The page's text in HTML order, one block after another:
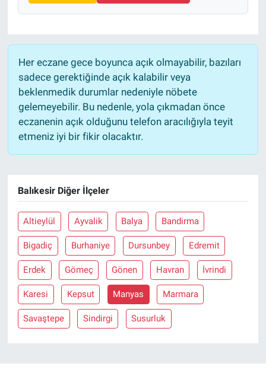
Her eczane gece boyunca açık olmayabilir, bazıları
sadece gerektiğinde açık kalabilir veya
beklenmedik durumlar nedeniyle nöbete
gelemeyebilir. Bu nedenle, yola çıkmadan önce
eczanenin açık olduğunu telefon aracılığıyla teyit
etmeniz iyi bir fikir olacaktır.
Balıkesir Diğer İlçeler
Altieylül Ayvalik Balya Bandirma
Bigadiç Burhaniye Dursunbey Edremit
Erdek Gömeç Gönen Havran İvrindi
Karesi Kepsut Manyas Marmara
Savaştepe Sindirgi Susurluk
Ekonomi
Dünya
Teknoloji
Magazin
Siyaset
Spor
Nöbetçi Eczaneler